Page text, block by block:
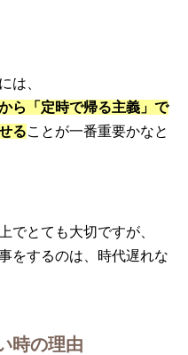
は、
ら「定時で帰る主義」で
ることが一番重要かなと
でとても大切ですが、
をするのは、時代遅れな
時の理由